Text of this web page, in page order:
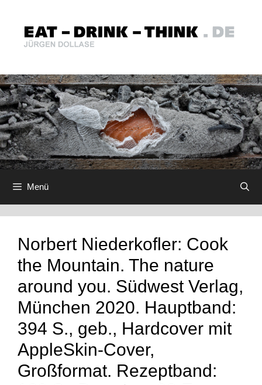
springen
Menü
Norbert Niederkofler: Cook
the Mountain. The nature
around you. Südwest Verlag,
München 2020. Hauptband:
394 S., geb., Hardcover mit
AppleSkin-Cover,
Großformat. Rezeptband: